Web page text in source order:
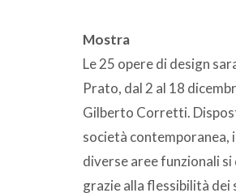
Mostra
Le 25 opere di design
Prato, dal 2 al 18
Gilberto Corretti.
società contemporanea,
diverse aree funzionali
grazie alla flessibilità